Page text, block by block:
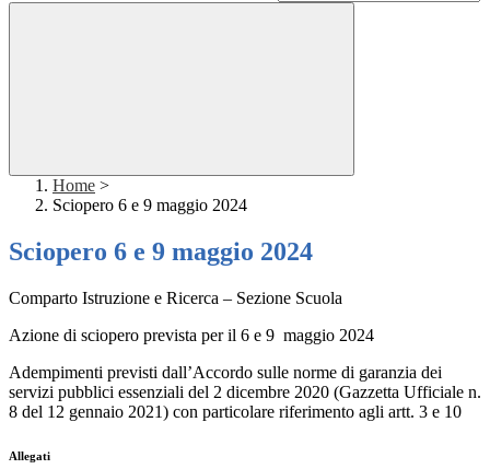
Home >
Sciopero 6 e 9 maggio 2024
Sciopero 6 e 9 maggio 2024
Comparto Istruzione e Ricerca – Sezione Scuola
Azione di sciopero prevista per il 6 e 9 maggio 2024
Adempimenti previsti dall’Accordo sulle norme di garanzia dei
servizi pubblici essenziali del 2 dicembre 2020 (Gazzetta Ufficiale n.
8 del 12 gennaio 2021) con particolare riferimento agli artt. 3 e 10
Allegati